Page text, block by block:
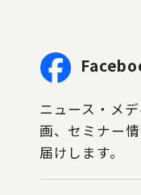
ニュース・メ
画、セミナー
届けします。